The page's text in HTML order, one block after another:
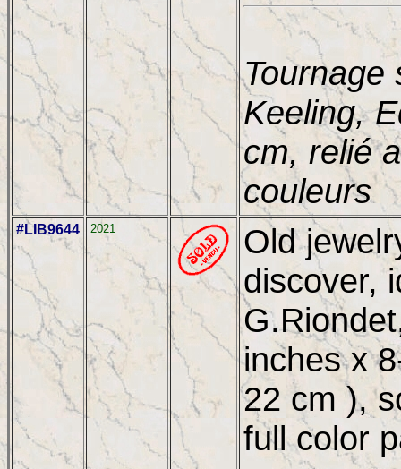
Tournage
Keeling,
cm, relié
couleurs
#LIB9644 2021
Old
discover,
inches x
22 cm ),
full color